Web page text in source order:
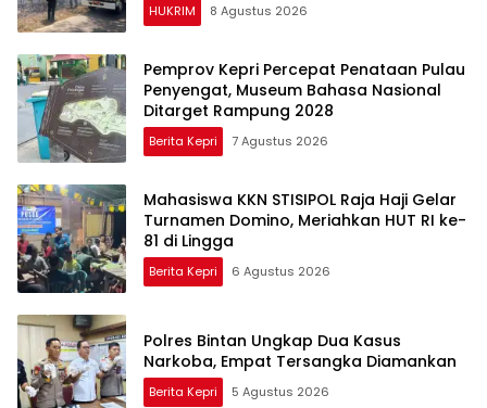
HUKRIM 8 Agustus 2026
Pemprov Kepri Percepat Penataan Pulau
Penyengat, Museum Bahasa Nasional
Ditarget Rampung 2028
Berita Kepri 7 Agustus 2026
Mahasiswa KKN STISIPOL Raja Haji Gelar
Turnamen Domino, Meriahkan HUT RI ke-
81 di Lingga
Berita Kepri 6 Agustus 2026
Polres Bintan Ungkap Dua Kasus
Narkoba, Empat Tersangka Diamankan
Berita Kepri 5 Agustus 2026